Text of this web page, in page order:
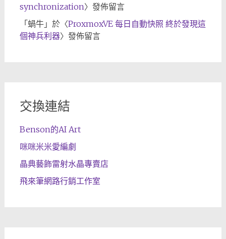
synchronization〉發佈留言
「蝸牛」於〈ProxmoxVE 每日自動快照 終於發現這
個神兵利器〉發佈留言
交換連結
Benson的AI Art
咪咪米米愛編劇
晶典藝飾雷射水晶專賣店
飛來筆網路行銷工作室